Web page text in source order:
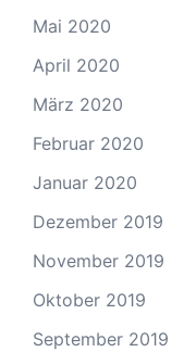
Mai 2020
April 2020
März 2020
Februar 2020
Januar 2020
Dezember 2019
November 2019
Oktober 2019
September 2019